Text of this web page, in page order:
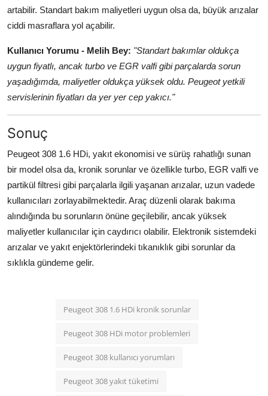
artabilir. Standart bakım maliyetleri uygun olsa da, büyük arızalar
ciddi masraflara yol açabilir.
Kullanıcı Yorumu - Melih Bey: "Standart bakımlar oldukça
uygun fiyatlı, ancak turbo ve EGR valfi gibi parçalarda sorun
yaşadığımda, maliyetler oldukça yüksek oldu. Peugeot yetkili
servislerinin fiyatları da yer yer cep yakıcı."
Sonuç
Peugeot 308 1.6 HDi, yakıt ekonomisi ve sürüş rahatlığı sunan
bir model olsa da, kronik sorunlar ve özellikle turbo, EGR valfi ve
partikül filtresi gibi parçalarla ilgili yaşanan arızalar, uzun vadede
kullanıcıları zorlayabilmektedir. Araç düzenli olarak bakıma
alındığında bu sorunların önüne geçilebilir, ancak yüksek
maliyetler kullanıcılar için caydırıcı olabilir. Elektronik sistemdeki
arızalar ve yakıt enjektörlerindeki tıkanıklık gibi sorunlar da
sıklıkla gündeme gelir.
Peugeot 308 1.6 HDi kronik sorunlar
Peugeot 308 HDi motor problemleri
Peugeot 308 kullanıcı yorumları
Peugeot 308 yakıt tüketimi